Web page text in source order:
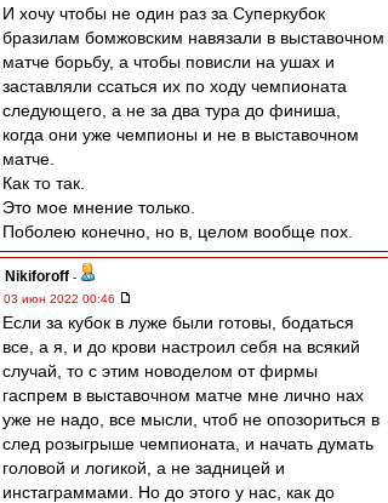
И хочу чтобы не один раз за Суперкубок
бразилам бомжовским навязали в выставочном
матче борьбу, а чтобы повисли на ушах и
заставляли ссаться их по ходу чемпионата
следующего, а не за два тура до финиша,
когда они уже чемпионы и не в выставочном
матче.
Как то так.
Это мое мнение только.
Поболею конечно, но в, целом вообще пох.
Nikiforoff -
03 июн 2022 00:46
Если за кубок в луже были готовы, бодаться
все, а я, и до крови настроил себя на всякий
случай, то с этим новоделом от фирмы
гаспрем в выставочном матче мне лично нах
уже не надо, все мысли, чтоб не опозориться в
след розыгрыше чемпионата, и начать думать
головой и логикой, а не задницей и
инстаграммами. Но до этого у нас, как до